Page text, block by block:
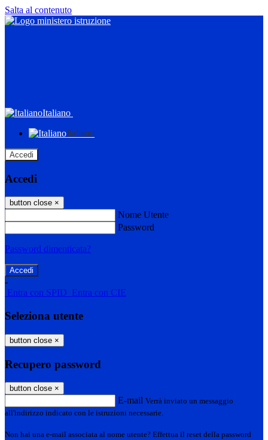
Salta al contenuto
Italiano
Italiano
Accedi
Accedi
button close ×
Nome Utente
Password
Password dimenticata?
-
Entra con SPID Entra con CIE
Seleziona utente
button close ×
Recupero password
button close ×
E-mail Verrà inviato un messaggio
all'indirizzo indicato con le istruzioni necessarie.
Non hai una e-mail associata al nome utente? Effettua il reset della password